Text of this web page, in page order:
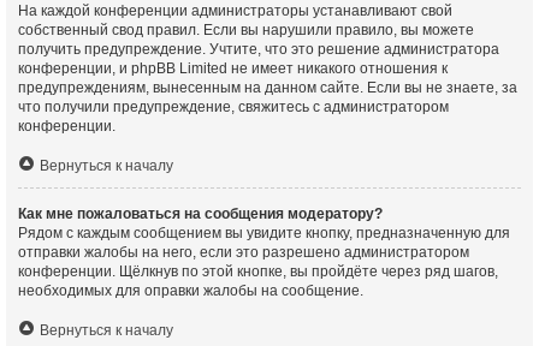
На каждой конференции администраторы устанавливают свой
собственный свод правил. Если вы нарушили правило, вы можете
получить предупреждение. Учтите, что это решение администратора
конференции, и phpBB Limited не имеет никакого отношения к
предупреждениям, вынесенным на данном сайте. Если вы не знаете, за
что получили предупреждение, свяжитесь с администратором
конференции.
Вернуться к началу
Как мне пожаловаться на сообщения модератору?
Рядом с каждым сообщением вы увидите кнопку, предназначенную для
отправки жалобы на него, если это разрешено администратором
конференции. Щёлкнув по этой кнопке, вы пройдёте через ряд шагов,
необходимых для оправки жалобы на сообщение.
Вернуться к началу